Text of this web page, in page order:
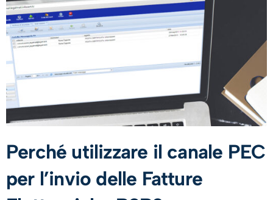
Perché utilizzare il canale PEC
per l’invio delle Fatture